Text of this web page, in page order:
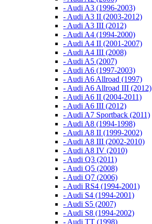
- Audi A3 (1996-2003)
- Audi A3 II (2003-2012)
- Audi A3 III (2012)
- Audi A4 (1994-2000)
- Audi A4 II (2001-2007)
- Audi A4 III (2008)
- Audi A5 (2007)
- Audi A6 (1997-2003)
- Audi A6 Allroad (1997)
- Audi A6 Allroad III (2012)
- Audi A6 II (2004-2011)
- Audi A6 III (2012)
- Audi A7 Sportback (2011)
- Audi A8 (1994-1998)
- Audi A8 II (1999-2002)
- Audi A8 III (2002-2010)
- Audi A8 IV (2010)
- Audi Q3 (2011)
- Audi Q5 (2008)
- Audi Q7 (2006)
- Audi RS4 (1994-2001)
- Audi S4 (1994-2001)
- Audi S5 (2007)
- Audi S8 (1994-2002)
- Audi TT (1998)